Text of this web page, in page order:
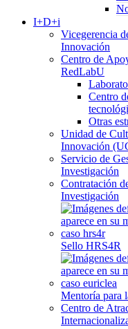
I+D+i
Vicegerencia
Innovación
Centro de
RedLabU
Centro
Otras
Unidad de
Innovación
Servicio de
Investigación
Contratación
Investigación
Sello HRS4R
Mentoría para
Centro de